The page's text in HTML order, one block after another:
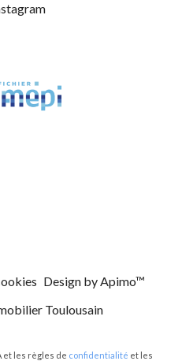
Design byApimo™
Toulousain
et les règles de confidentialité et les